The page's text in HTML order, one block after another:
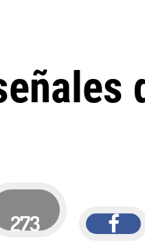
273